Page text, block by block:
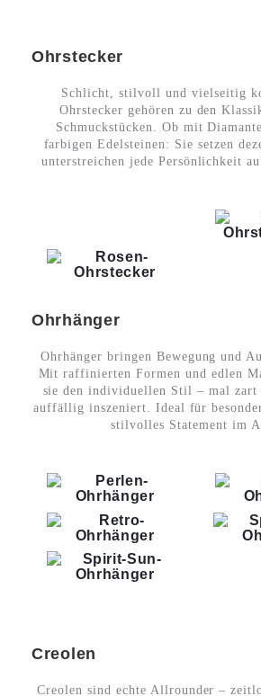
Ohrstecker
Schlicht, stilvoll und vielseitig
Ohrstecker gehören zu den
Schmuckstücken. Ob mit
farbigen Edelsteinen: Sie setzen
unterstreichen jede Persönlichkeit
Ohrhänger
Ohrhänger bringen Bewegung und
Mit raffinierten Formen und edlen
sie den individuellen Stil – mal zart
auffällig inszeniert. Ideal für
stilvolles Statement im
Creolen
Creolen sind echte Allrounder –